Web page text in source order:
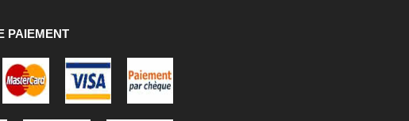
PAIEMENT